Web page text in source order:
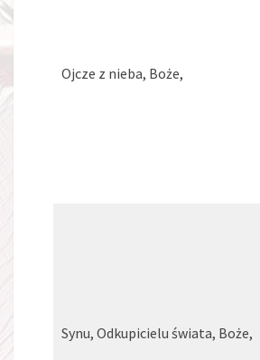
Ojcze z nieba, Boże,
Synu, Odkupicielu świata, Boże,